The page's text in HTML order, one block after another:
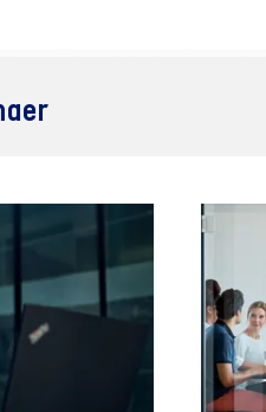
samarbejde